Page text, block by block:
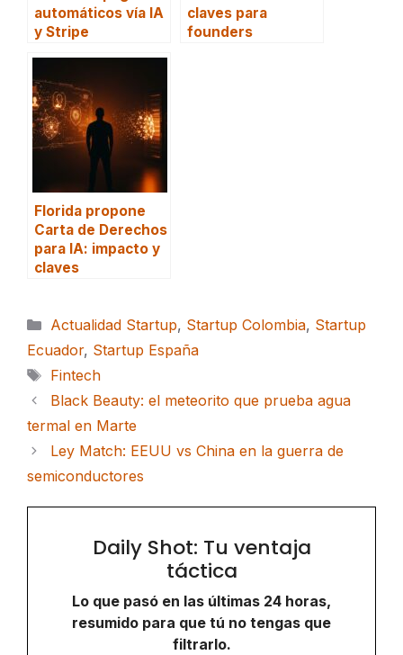
automáticos vía IA
y Stripe
claves para
founders
Florida propone
Carta de Derechos
para IA: impacto y
claves
Categorías
Actualidad Startup, Startup Colombia, Startup
Ecuador, Startup España
Etiquetas
Fintech
Black Beauty: el meteorito que prueba agua
termal en Marte
Ley Match: EEUU vs China en la guerra de
semiconductores
Daily Shot: Tu ventaja
táctica
Lo que pasó en las últimas 24 horas,
resumido para que tú no tengas que
filtrarlo.